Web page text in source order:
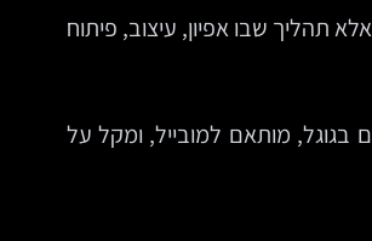
תהליך שבו אפיון, עיצוב, פיתוח
מותאם למובייל, ומקל על